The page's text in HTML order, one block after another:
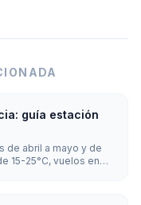
guía estación
de abril a mayo y de
15-25°C, vuelos en